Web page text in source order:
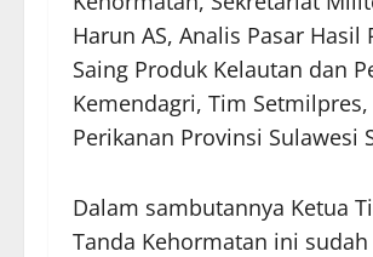
Harun AS, Analis Pasar
Saing Produk Kelautan dan
Kemendagri, Tim
Perikanan Provinsi
Dalam sambutannya Ketua
Tanda Kehormatan ini